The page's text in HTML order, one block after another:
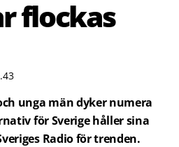
flockas
unga män dyker numera
för Sverige håller sina
Radio för trenden.